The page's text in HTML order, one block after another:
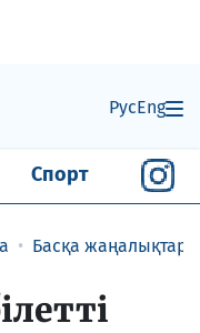
РусEng
Спорт
Басқа жаңалықтар